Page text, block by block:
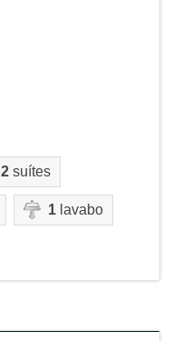
2suítes
1lavabo